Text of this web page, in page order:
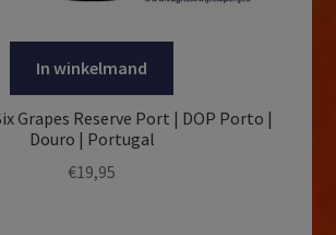
In winkelmand
Grapes Reserve Port | DOP Porto |
Douro | Portugal
€19,95